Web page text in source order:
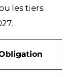
les tiers